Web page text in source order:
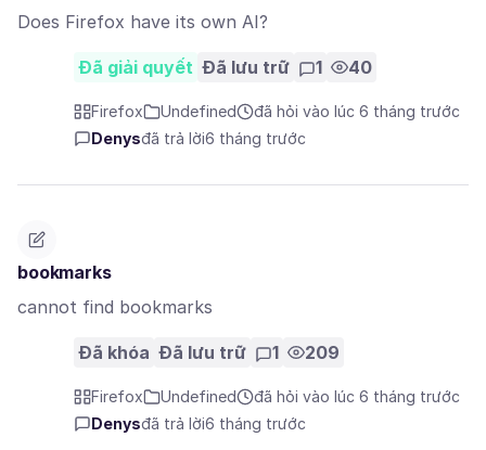
Does Firefox have its own AI?
Đã giải quyết Đã lưu trữ 1 40
Firefox Undefined
đã hỏi vào lúc 6 tháng trước
Denysđã trả lời6 tháng trước
bookmarks
cannot find bookmarks
Đã khóa Đã lưu trữ 1 209
Firefox Undefined
đã hỏi vào lúc 6 tháng trước
Denysđã trả lời6 tháng trước